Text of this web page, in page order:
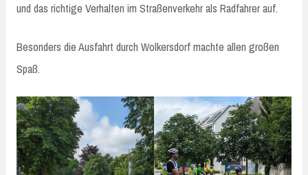
und das richtige Verhalten im Straßenverkehr als Radfahrer auf.
Besonders die Ausfahrt durch Wolkersdorf machte allen großen
Spaß.